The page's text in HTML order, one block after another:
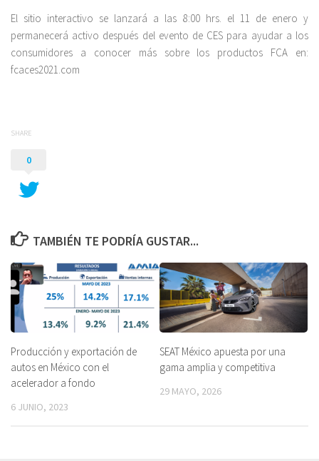
El sitio interactivo se lanzará a las 8:00 hrs. el 11 de enero y
permanecerá activo después del evento de CES para ayudar a los
consumidores a conocer más sobre los productos FCA en:
fcaces2021.com
SHARE
0
TAMBIÉN TE PODRÍA GUSTAR...
Producción y exportación de
autos en México con el
acelerador a fondo
6 JUNIO, 2023
SEAT México apuesta por una
gama amplia y competitiva
29 MAYO, 2026